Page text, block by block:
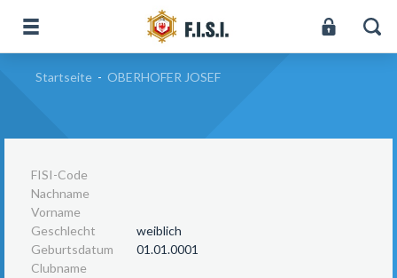
Startseite - OBERHOFER JOSEF
FISI-Code
Nachname
Vorname
Geschlecht
weiblich
Geburtsdatum
01.01.0001
Clubname